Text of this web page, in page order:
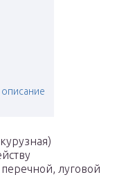
луговой